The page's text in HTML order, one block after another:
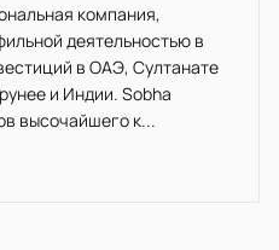
компания,
деятельностью в
в ОАЭ, Султанате
и Индии. Sobha
высочайшего к...